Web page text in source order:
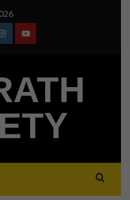
InstagramYoutube